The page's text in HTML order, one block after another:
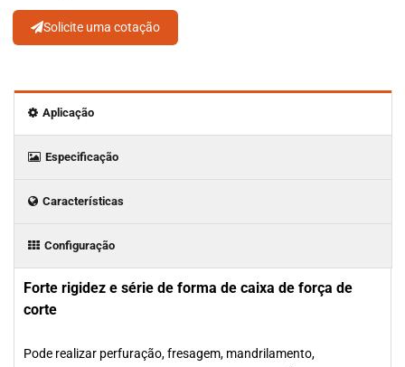
Solicite uma cotação
Aplicação
Especificação
Características
Configuração
Forte rigidez e série de forma de caixa de força de
corte
Pode realizar perfuração, fresagem, mandrilamento,